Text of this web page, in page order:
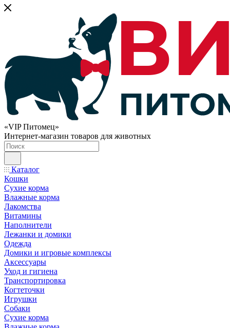
«VIP Питомец»
Интернет-магазин товаров для животных
Каталог
Кошки
Сухие корма
Влажные корма
Лакомства
Витамины
Наполнители
Лежанки и домики
Одежда
Домики и игровые комплексы
Аксессуары
Уход и гигиена
Транспортировка
Когтеточки
Игрушки
Собаки
Сухие корма